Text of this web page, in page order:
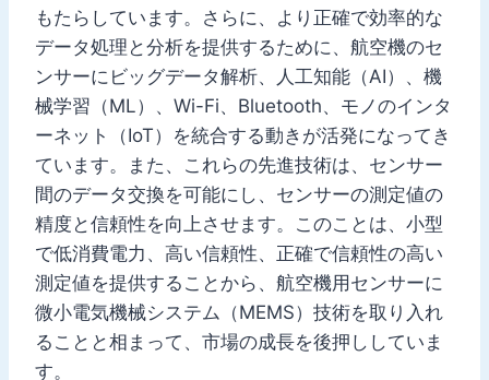
もたらしています。さらに、より正確で効率的な
データ処理と分析を提供するために、航空機のセ
ンサーにビッグデータ解析、人工知能（AI）、機
械学習（ML）、Wi-Fi、Bluetooth、モノのインタ
ーネット（IoT）を統合する動きが活発になってき
ています。また、これらの先進技術は、センサー
間のデータ交換を可能にし、センサーの測定値の
精度と信頼性を向上させます。このことは、小型
で低消費電力、高い信頼性、正確で信頼性の高い
測定値を提供することから、航空機用センサーに
微小電気機械システム（MEMS）技術を取り入れ
ることと相まって、市場の成長を後押ししていま
す。